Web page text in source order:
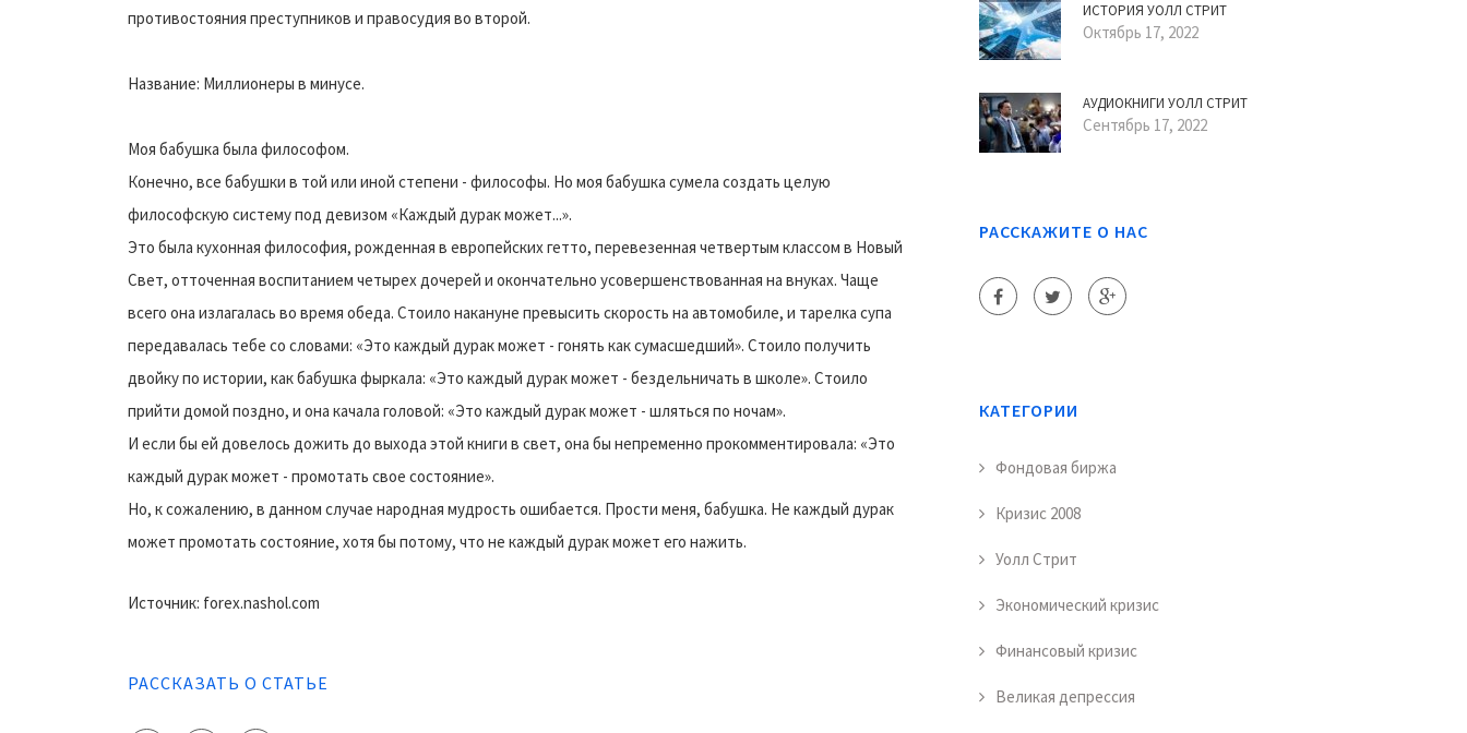
противостояния преступников и правосудия во второй.
Название: Миллионеры в минусе.
Моя бабушка была философом.
Конечно, все бабушки в той или иной степени - философы. Но моя бабушка сумела создать целую
философскую систему под девизом «Каждый дурак может...».
Это была кухонная философия, рожденная в европейских гетто, перевезенная четвертым классом в Новый
Свет, отточенная воспитанием четырех дочерей и окончательно усовершенствованная на внуках. Чаще
всего она излагалась во время обеда. Стоило накануне превысить скорость на автомобиле, и тарелка супа
передавалась тебе со словами: «Это каждый дурак может - гонять как сумасшедший». Стоило получить
двойку по истории, как бабушка фыркала: «Это каждый дурак может - бездельничать в школе». Стоило
прийти домой поздно, и она качала головой: «Это каждый дурак может - шляться по ночам».
И если бы ей довелось дожить до выхода этой книги в свет, она бы непременно прокомментировала: «Это
каждый дурак может - промотать свое состояние».
Но, к сожалению, в данном случае народная мудрость ошибается. Прости меня, бабушка. Не каждый дурак
может промотать состояние, хотя бы потому, что не каждый дурак может его нажить.
Источник: forex.nashol.com
РАССКАЗАТЬ О СТАТЬЕ
ИСТОРИЯ УОЛЛ СТРИТ
Октябрь 17, 2022
АУДИОКНИГИ УОЛЛ СТРИТ
Сентябрь 17, 2022
РАССКАЖИТЕ О НАС
КАТЕГОРИИ
Фондовая биржа
Кризис 2008
Уолл Стрит
Экономический кризис
Финансовый кризис
Великая депрессия